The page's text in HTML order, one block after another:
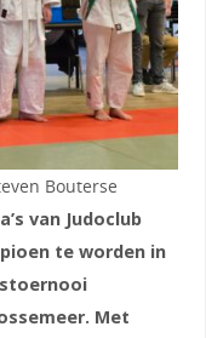
Bouterse
van Judoclub
te worden in
Met